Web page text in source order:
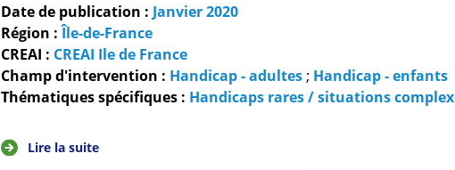
Date de publication : Janvier2020
Région :Île-de-France
CREAI : CREAI Ile de France
Champ d'intervention : Handicap - adultes; Handicap - enfants
Thématiques spécifiques : Handicaps rares / situations
Lire la suite